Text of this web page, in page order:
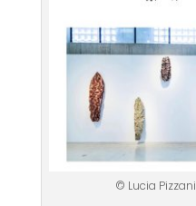
© Lucia Pizzani